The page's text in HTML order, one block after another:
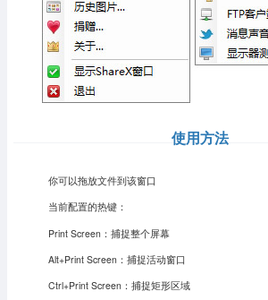
使用方法
你可以拖放文件到该窗口
当前配置的热键：
Print Screen：捕捉整个屏幕
Alt+Print Screen：捕捉活动窗口
Ctrl+Print Screen：捕捉矩形区域